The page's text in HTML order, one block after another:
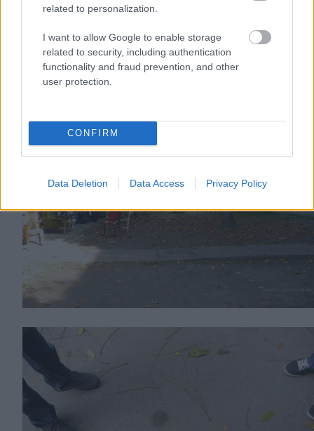
related to personalization.
I want to allow Google to enable storage
related to security, including authentication
functionality and fraud prevention, and other
user protection.
CONFIRM
Data Deletion Data Access Privacy Policy